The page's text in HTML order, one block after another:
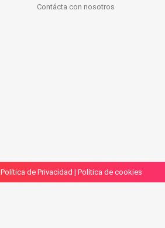
Contácta con nosotros
Política de Privacidad | Política de cookies